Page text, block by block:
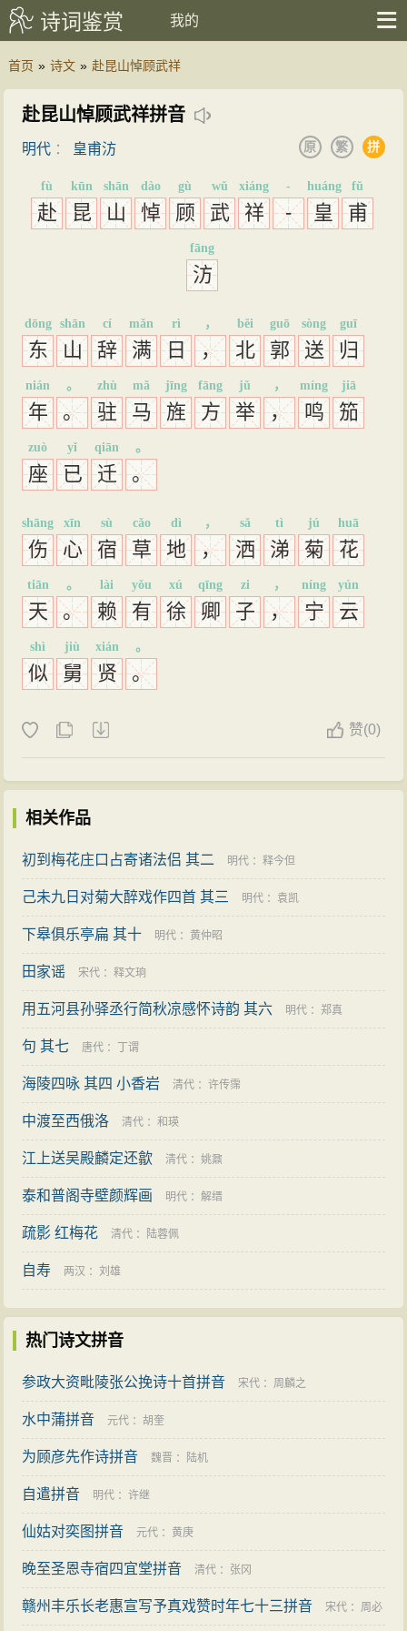
诗词鉴赏 我的
首页 » 诗文 » 赴昆山悼顾武祥
赴昆山悼顾武祥拼音
明代 ： 皇甫汸 拼
繁
原
赴
fù
昆
kūn
山
shān
悼
dào
顾
gù
武
wǔ
祥
xiáng
-
-
皇
huáng
甫
fǔ
汸
fāng
东
dōng
山
shān
辞
cí
满
mǎn
日
rì
，
，
北
běi
郭
guō
送
sòng
归
guī
年
nián
。
。
驻
zhù
马
mǎ
旌
jīng
方
fāng
举
jǔ
，
，
鸣
míng
笳
jiā
座
zuò
已
yǐ
迁
qiān
。
。
伤
shāng
心
xīn
宿
sù
草
cǎo
地
dì
，
，
洒
sǎ
涕
tì
菊
jú
花
huā
天
tiān
。
。
赖
lài
有
yǒu
徐
xú
卿
qīng
子
zi
，
，
宁
níng
云
yún
似
shì
舅
jiù
贤
xián
。
。
赞(0)
相关作品
初到梅花庄口占寄诸法侣 其二 明代 ：释今但
己未九日对菊大醉戏作四首 其三 明代 ： 袁凯
下皋俱乐亭扁 其十 明代 ：黄仲昭
田家谣 宋代 ：释文珦
用五河县孙驿丞行简秋凉感怀诗韵 其六 明代 ：郑真
句 其七 唐代 ： 丁谓
海陵四咏 其四 小香岩 清代 ：许传霈
中渡至西俄洛 清代 ：和瑛
江上送吴殿麟定还歙 清代 ：姚鼐
泰和普阁寺壁颜辉画 明代 ：解缙
疏影 红梅花 清代 ： 陆蓉佩
自寿 两汉 ：刘雄
热门诗文拼音
参政大资毗陵张公挽诗十首拼音 宋代 ： 周麟之
水中蒲拼音 元代 ：胡奎
为顾彦先作诗拼音 魏晋 ： 陆机
自遣拼音 明代 ：许继
仙姑对奕图拼音 元代 ：黄庚
晚至圣恩寺宿四宜堂拼音 清代 ： 张冈
赣州丰乐长老惠宣写予真戏赞时年七十三拼音 宋代 ： 周必